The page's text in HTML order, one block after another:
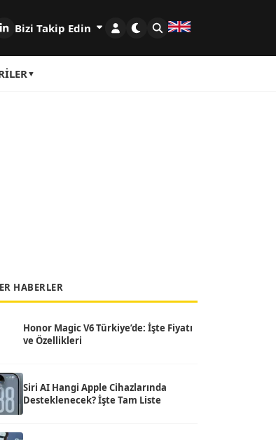
Bizi Takip Edin
HABERLER
Honor Magic V6 Türkiye’de: İşte Fiyatı
ve Özellikleri
Siri AI Hangi Apple Cihazlarında
Desteklenecek? İşte Tam Liste